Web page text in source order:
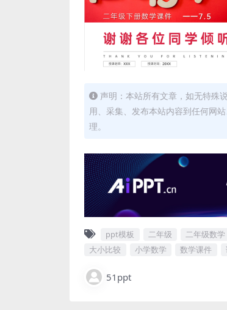
声明：本站所有文章，如无特殊
用、采集、发布本站内容到任何网
理。
ppt模板 二年级 二年级数学
大小比较
小学数学 数学课件
51ppt